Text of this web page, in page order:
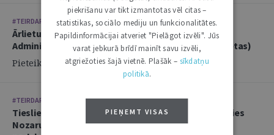
#TEIRDARBS
Ārlietu ministrija aicina savā komandā pievienoties
Administratīvi tiesiskās nodaļas juristu (2 amata vietas)
Pieteikšanās līdz: 14.06.2026.
#TEIRDARBS
Tieslietu ministrija aicina savai komandai pievienoties
Nozaru politikas departamenta Politikas izstrādes
piekrišanu var tikt izmantotas vēl citas –
statistikas, sociālo mediju un funkcionalitātes.
Papildinformācijai atveriet "Pielāgot izvēli". Jūs
varat jebkurā brīdī mainīt savu izvēli,
atgriežoties šajā vietnē. Plašāk – sīkdatņu
politikā.
PIEŅEMT VISAS